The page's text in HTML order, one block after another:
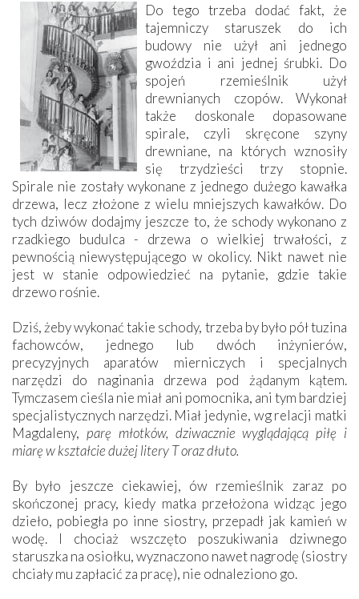
Do tego trzeba dodać fakt, że
tajemniczy staruszek do ich
budowy nie użył ani jednego
gwoździa i ani jednej śrubki. Do
spojeń rzemieślnik użył
drewnianych czopów. Wykonał
także doskonale dopasowane
spirale, czyli skręcone szyny
drewniane, na których wznosiły
się trzydzieści trzy stopnie.
Spirale nie zostały wykonane z jednego dużego kawałka
drzewa, lecz złożone z wielu mniejszych kawałków. Do
tych dziwów dodajmy jeszcze to, że schody wykonano z
rzadkiego budulca - drzewa o wielkiej trwałości, z
pewnością niewystępującego w okolicy. Nikt nawet nie
jest w stanie odpowiedzieć na pytanie, gdzie takie
drzewo rośnie.
Dziś, żeby wykonać takie schody, trzeba by było pół tuzina
fachowców, jednego lub dwóch inżynierów,
precyzyjnych aparatów mierniczych i specjalnych
narzędzi do naginania drzewa pod żądanym kątem.
Tymczasem cieśla nie miał ani pomocnika, ani tym bardziej
specjalistycznych narzędzi. Miał jedynie, wg relacji matki
Magdaleny, parę młotków, dziwacznie wyglądającą piłę i
miarę w kształcie dużej litery T oraz dłuto.
By było jeszcze ciekawiej, ów rzemieślnik zaraz po
skończonej pracy, kiedy matka przełożona widząc jego
dzieło, pobiegła po inne siostry, przepadł jak kamień w
wodę. I chociaż wszczęto poszukiwania dziwnego
staruszka na osiołku, wyznaczono nawet nagrodę (siostry
chciały mu zapłacić za pracę), nie odnaleziono go.